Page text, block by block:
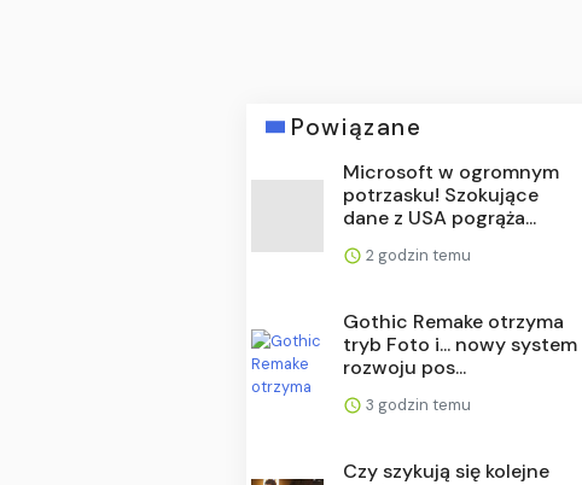
Powiązane
Microsoft w ogromnym
potrzasku! Szokujące
dane z USA pogrąża...
2 godzin temu
Gothic Remake otrzyma
tryb Foto i... nowy system
rozwoju pos...
3 godzin temu
Czy szykują się kolejne